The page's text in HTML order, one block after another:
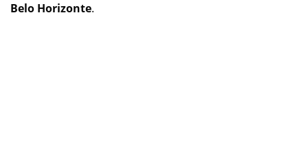
Belo Horizonte.